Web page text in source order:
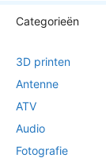
Categorieën
3D printen
Antenne
ATV
Audio
Fotografie